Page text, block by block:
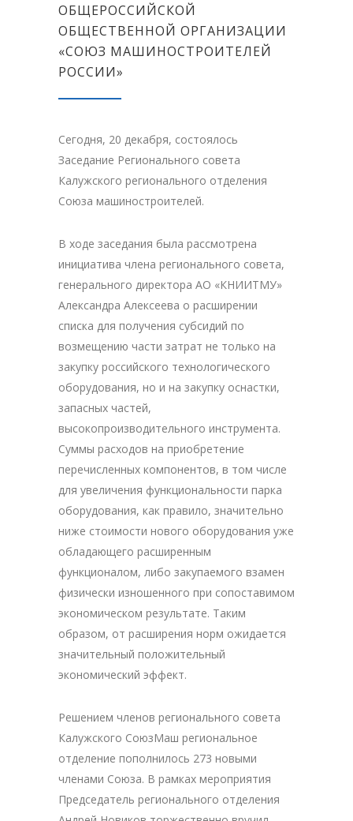
ОБЩЕРОССИЙСКОЙ
ОБЩЕСТВЕННОЙ ОРГАНИЗАЦИИ
«СОЮЗ МАШИНОСТРОИТЕЛЕЙ
РОССИИ»
Сегодня, 20 декабря, состоялось
Заседание Регионального совета
Калужского регионального отделения
Союза машиностроителей.
В ходе заседания была рассмотрена
инициатива члена регионального совета,
генерального директора АО «КНИИТМУ»
Александра Алексеева о расширении
списка для получения субсидий по
возмещению части затрат не только на
закупку российского технологического
оборудования, но и на закупку оснастки,
запасных частей,
высокопроизводительного инструмента.
Суммы расходов на приобретение
перечисленных компонентов, в том числе
для увеличения функциональности парка
оборудования, как правило, значительно
ниже стоимости нового оборудования уже
обладающего расширенным
функционалом, либо закупаемого взамен
физически изношенного при сопоставимом
экономическом результате. Таким
образом, от расширения норм ожидается
значительный положительный
экономический эффект.
Решением членов регионального совета
Калужского СоюзМаш региональное
отделение пополнилось 273 новыми
членами Союза. В рамках мероприятия
Председатель регионального отделения